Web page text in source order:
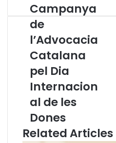
C
a
m
p
a
n
y
a
l
d
Campanya
de
l’Advocacia
Catalana
pel Dia
Internacion
al de les
Dones
Related Articles